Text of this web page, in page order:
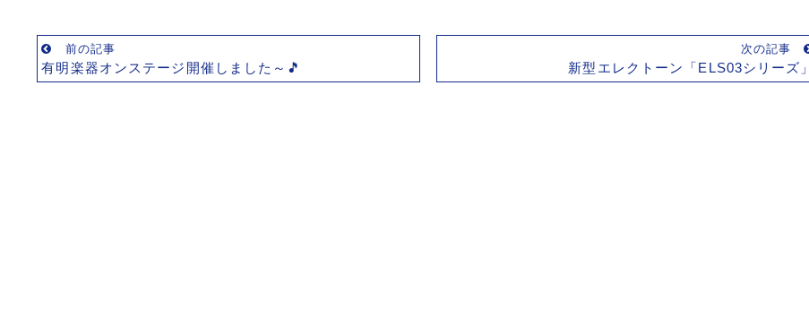
前の記事
有明楽器オンステージ開催しました～🎵
次の記事
新型エレクトーン「ELS03シリーズ」